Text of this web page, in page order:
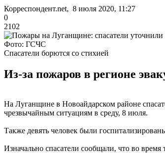
Корреспондент.net, 8 июля 2020, 11:27
0
2102
Фото: ГСЧС
Спасатели борются со стихией
Из-за пожаров в регионе
На Луганщине в Новоайдарском районе
чрезвычайным ситуациям в среду, 8 июля.
Также девять человек были
Изначально спасатели сообщали, что во